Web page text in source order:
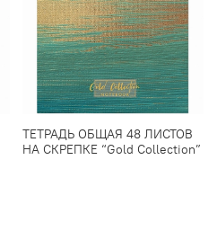
ТЕТРАДЬ ОБЩАЯ 48 ЛИСТОВ
НА СКРЕПКЕ “Gold Collection”